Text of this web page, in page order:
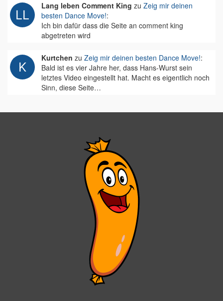
Lang leben Comment King zu Zeig mir deinen
besten Dance Move!:
Ich bin dafür dass die Seite an comment king
abgetreten wird
Kurtchen zu Zeig mir deinen besten Dance Move!:
Bald ist es vier Jahre her, dass Hans-Wurst sein
letztes Video eingestellt hat. Macht es eigentlich noch
Sinn, diese Seite…